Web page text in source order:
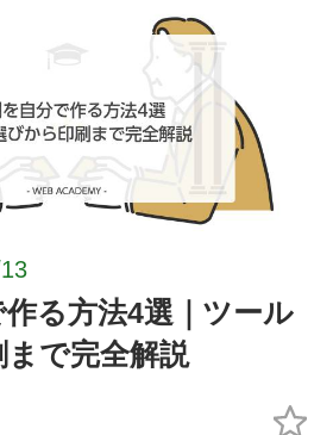
る方法4選｜ツール
で完全解説